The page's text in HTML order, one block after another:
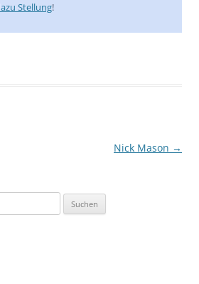
Stellung!
Nick Mason →